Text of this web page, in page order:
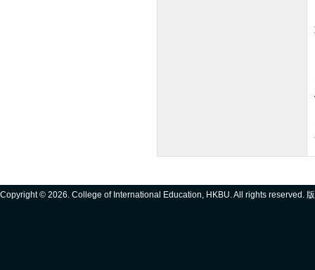
Copyright © 2026. College of International Education, HKBU. All rights reserved.